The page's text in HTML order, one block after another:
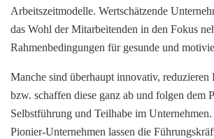
Arbeitszeitmodelle. Wertschätzende
das Wohl der Mitarbeitenden in den Fokus
Rahmenbedingungen für gesunde und
Manche sind überhaupt innovativ, reduzieren
bzw. schaffen diese ganz ab und folgen dem
Selbstführung und Teilhabe im
Pionier-Unternehmen lassen die